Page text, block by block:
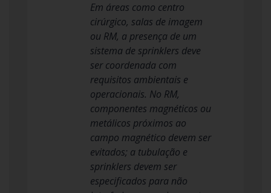
Em áreas como centro
cirúrgico, salas de imagem
ou RM, a presença de um
sistema de sprinklers deve
ser coordenada com
requisitos ambientais e
operacionais. No RM,
componentes magnéticos ou
metálicos próximos ao
campo magnético devem ser
evitados; a tubulação e
sprinklers devem ser
especificados para não